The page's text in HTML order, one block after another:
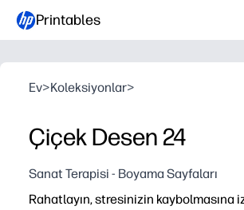
Printables
Ev>Koleksiyonlar>
Çiçek Desen 24
Sanat Terapisi - Boyama Sayfaları
Rahatlayın, stresinizin kaybolmasına